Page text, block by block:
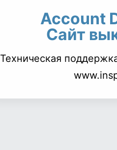
Account
Сайт
Техническая